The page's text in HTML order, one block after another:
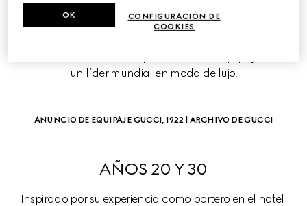
La historia de la Firma, que abarca más de un siglo,
revela una visión en continua evolución. Cada década
un líder mundial en moda de lujo.
ANUNCIO DE EQUIPAJE GUCCI, 1922 | ARCHIVO DE GUCCI
AÑOS 20 Y 30
Inspirado por su experiencia como portero en el hotel
CONFIGURACIÓN DE
COOKIES
OK